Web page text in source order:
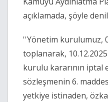
açıklamada, şöyle
''Yönetim kurulumuz,
toplanarak,
kurulu kararının iptal
sözleşmenin 6.
yetkiye istinaden,